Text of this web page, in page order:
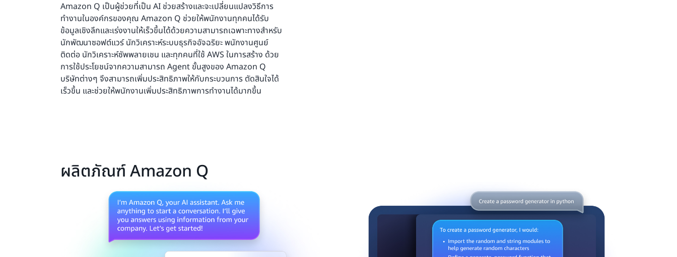
Amazon Q เป็นผู้ช่วยที่เป็น AI ช่วยสร้างและจะเปลี่ยนแปลงวิธีการ
ทำงานในองค์กรของคุณ Amazon Q ช่วยให้พนักงานทุกคนได้รับ
ข้อมูลเชิงลึกและเร่งงานให้เร็วขึ้นได้ด้วยความสามารถเฉพาะทางสำหรับ
นักพัฒนาซอฟต์แวร์ นักวิเคราะห์ระบบธุรกิจอัจฉริยะ พนักงานศูนย์
ติดต่อ นักวิเคราะห์ซัพพลายเชน และทุกคนที่ใช้ AWS ในการสร้าง ด้วย
การใช้ประโยชน์จากความสามารถ Agent ขั้นสูงของ Amazon Q
บริษัทต่างๆ จึงสามารถเพิ่มประสิทธิภาพให้กับกระบวนการ ตัดสินใจได้
เร็วขึ้น และช่วยให้พนักงานเพิ่มประสิทธิภาพการทำงานได้มากขึ้น
ผลิตภัณฑ์ Amazon Q